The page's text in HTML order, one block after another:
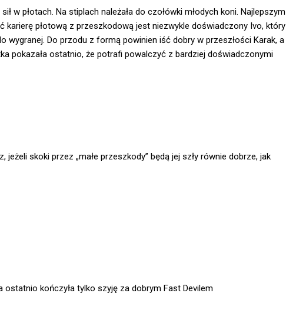
w płotach. Na stiplach należała do czołówki młodych koni. Najlepszym
karierę płotową z przeszkodową jest niezwykle doświadczony Ivo, który
wygranej. Do przodu z formą powinien iść dobry w przeszłości Karak, a
pokazała ostatnio, że potrafi powalczyć z bardziej doświadczonymi
jeżeli skoki przez „małe przeszkody” będą jej szły równie dobrze, jak
ostatnio kończyła tylko szyję za dobrym Fast Devilem